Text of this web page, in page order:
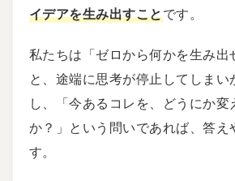
イデアを生み出すことです。
私たちは「ゼロから何かを生み出
と、途端に思考が停止してしまい
し、「今あるコレを、どうにか変
か？」という問いであれば、答え
す。